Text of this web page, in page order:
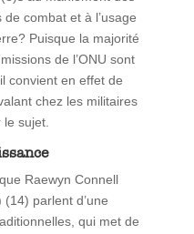
combat et à l’usage
Puisque la majorité
de l’ONU sont
convient en effet de
chez les militaires
sujet.
Raewyn Connell
parlent d’une
qui met de